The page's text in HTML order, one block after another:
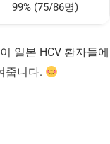
99% (75/86명)
이 일본 HCV 환자들에
줍니다.